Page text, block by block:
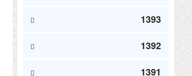
1393
1392
1391